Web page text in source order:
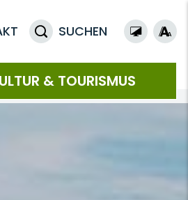
SUCHEN
& TOURISMUS